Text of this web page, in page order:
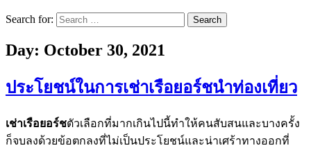
Search for:
Day: October 30, 2021
ประโยชน์ในการเช่าเรือยอร์ชนำท่องเที่ยว
เช่าเรือยอร์ชตัวเลือกที่มากเกินไปนี้ทำให้คนสับสนและบางครั้ง
ก็จบลงด้วยข้อตกลงที่ไม่เป็นประโยชน์และน่าเศร้าทางออกที่